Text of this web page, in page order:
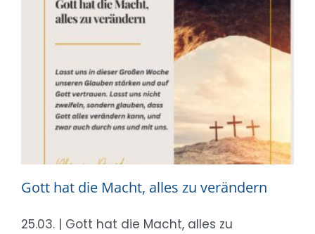
Gott hat die Macht, alles zu verändern
25.03. | Gott hat die Macht, alles zu